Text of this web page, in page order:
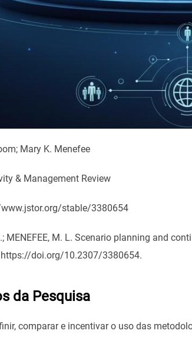
Mary K. Menefee
& Management Review
stable/3380654
MENEFEE, M. L. Scenario planning and
https://doi.org/10.2307/3380654.
Pesquisa
comparar e incentivar o uso das